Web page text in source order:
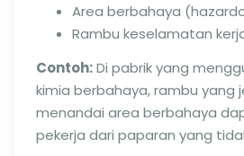
Area berbahaya
Rambu keselamatan
Contoh:Di pabrik yang
kimia berbahaya, rambu yang
menandai area berbahaya
pekerja dari paparan yang